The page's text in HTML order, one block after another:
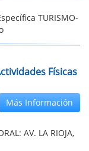
TURISMO-
Físicas
Más Información
AV. LA RIOJA,